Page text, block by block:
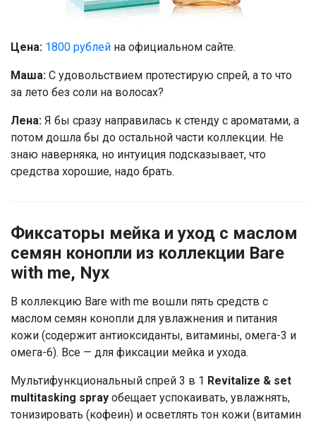
Цена: 1800 рублей на официальном сайте.
Маша: С удовольствием протестирую спрей, а то что
за лето без соли на волосах?
Лена: Я бы сразу направилась к стенду с ароматами, а
потом дошла бы до остальной части коллекции. Не
знаю наверняка, но интуиция подсказывает, что
средства хорошие, надо брать.
Фиксаторы мейка и уход с маслом
семян конопли из коллекции Bare
with me, Nyx
В коллекцию Bare with me вошли пять средств с
маслом семян конопли для увлажнения и питания
кожи (содержит антиоксиданты, витамины, омега-3 и
омега-6). Все — для фиксации мейка и ухода.
Мультифункциональный спрей 3 в 1 Revitalize & set
multitasking spray обещает успокаивать, увлажнять,
тонизировать (кофеин) и осветлять тон кожи (витамин